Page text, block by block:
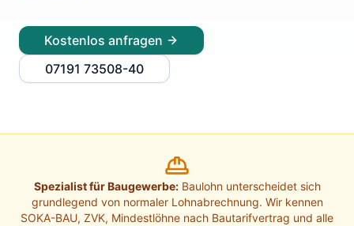
Kostenlos anfragen
07191 73508-40
Spezialist für Baugewerbe:Baulohn unterscheidet sich
grundlegend von normaler Lohnabrechnung. Wir kennen
SOKA-BAU, ZVK, Mindestlöhne nach Bautarifvertrag und alle
Lohnabrechnung Konstanz
Lohnabrechnung Ludwigsburg
Lohnabrechnung Esslingen am Neckar
Finanzbuchhaltung Backnang
Finanzbuchhaltung Mannheim
Finanzbuchhaltung Heidelberg
Finanzbuchhaltung Ulm